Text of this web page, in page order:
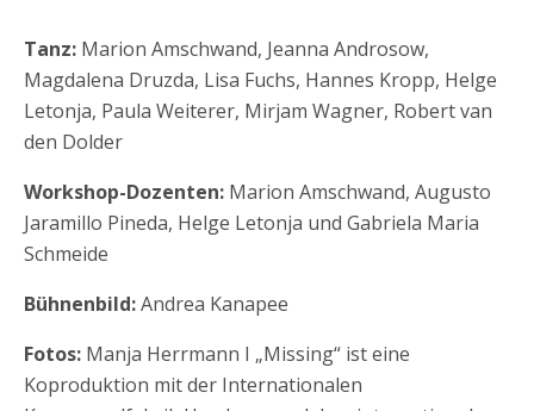
Tanz: Marion Amschwand, Jeanna Androsow,
Magdalena Druzda, Lisa Fuchs, Hannes Kropp, Helge
Letonja, Paula Weiterer, Mirjam Wagner, Robert van
den Dolder
Workshop-Dozenten: Marion Amschwand, Augusto
Jaramillo Pineda, Helge Letonja und Gabriela Maria
Schmeide
Bühnenbild:Andrea Kanapee
Fotos: Manja Herrmann I „Missing“ ist eine
Koproduktion mit der Internationalen